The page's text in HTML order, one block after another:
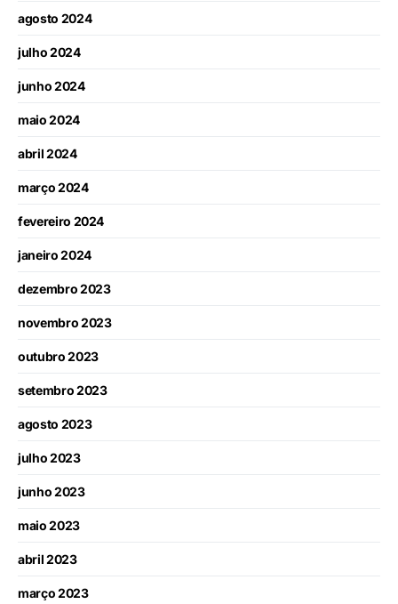
agosto 2024
julho 2024
junho 2024
maio 2024
abril 2024
março 2024
fevereiro 2024
janeiro 2024
dezembro 2023
novembro 2023
outubro 2023
setembro 2023
agosto 2023
julho 2023
junho 2023
maio 2023
abril 2023
março 2023